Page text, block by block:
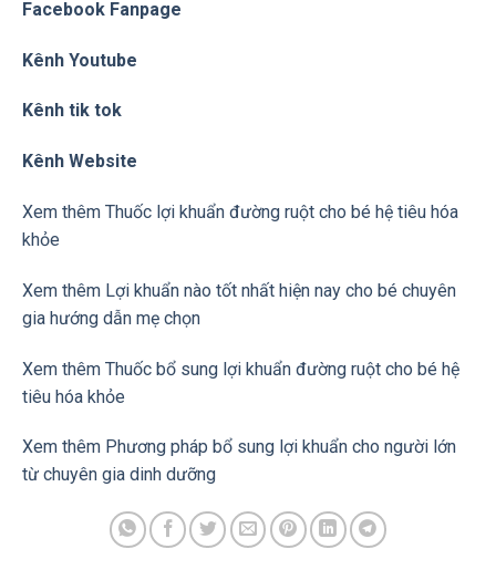
Facebook Fanpage
Kênh Youtube
Kênh tik tok
Kênh Website
Xem thêm Thuốc lợi khuẩn đường ruột cho bé hệ tiêu hóa
khỏe
Xem thêm Lợi khuẩn nào tốt nhất hiện nay cho bé chuyên
gia hướng dẫn mẹ chọn
Xem thêm Thuốc bổ sung lợi khuẩn đường ruột cho bé hệ
tiêu hóa khỏe
Xem thêm Phương pháp bổ sung lợi khuẩn cho người lớn
từ chuyên gia dinh dưỡng